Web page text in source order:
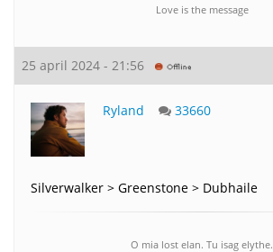
Love is the message
25 april 2024 - 21:56
Ryland 33660
Silverwalker > Greenstone > Dubhaile
O mia lost elan. Tu isag elythe.